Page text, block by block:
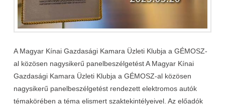
A Magyar Kínai Gazdasági Kamara Üzleti Klubja a GÉMOSZ-
al közösen nagysikerű panelbeszélgetést A Magyar Kínai
Gazdasági Kamara Üzleti Klubja a GÉMOSZ-al közösen
nagysikerű panelbeszélgetést rendezett elektromos autók
témakörében a téma elismert szaktekintélyeivel. Az előadók